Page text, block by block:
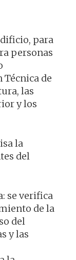
para
personas
de
las
y los
la
del
se verifica
de la
del
y las